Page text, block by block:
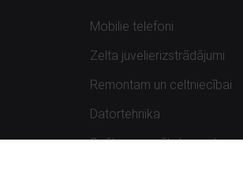
Mobilie telefoni
Zelta juvelierizstrādājumi
Remontam un celtniecībai
Datortehnika
Spēles un spēļu konsoles